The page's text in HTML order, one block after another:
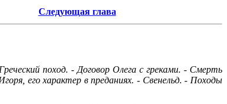
Следующая глава
поход. - Договор Олега с греками. - Смерть
его характер в преданиях. - Свенельд. - Походы